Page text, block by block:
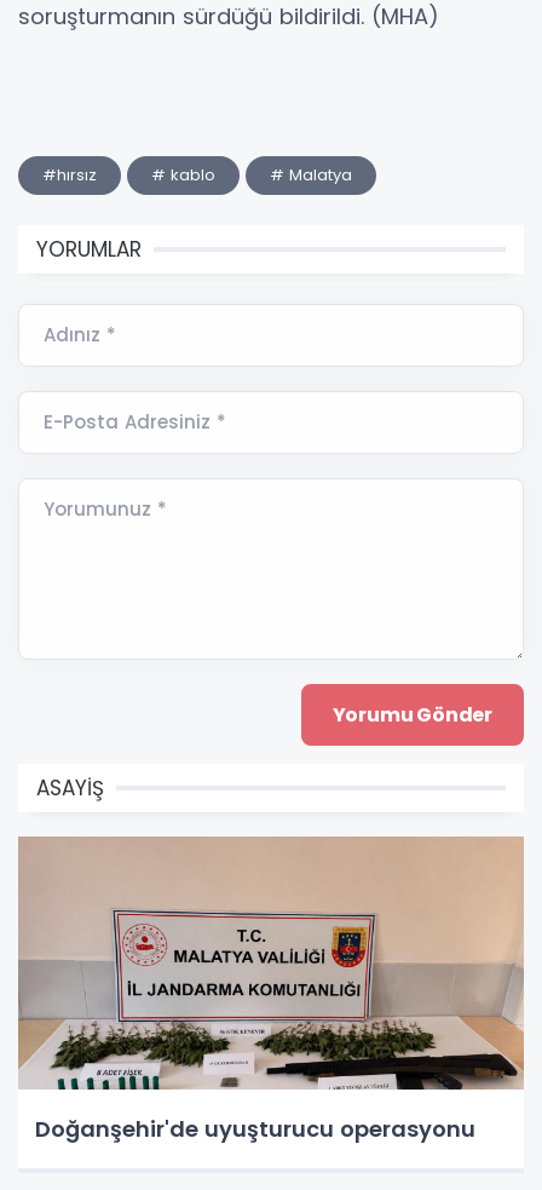
soruşturmanın sürdüğü bildirildi. (MHA)
#hırsız # kablo # Malatya
YORUMLAR
Adınız *
E-Posta Adresiniz *
Yorumunuz *
ASAYİŞ
Doğanşehir'de uyuşturucu operasyonu